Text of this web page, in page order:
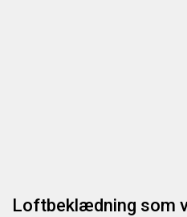
Loftbeklædning som